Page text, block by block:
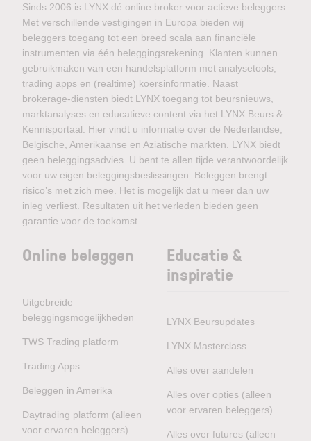
Sinds 2006 is LYNX dé online broker voor actieve beleggers.
Met verschillende vestigingen in Europa bieden wij
beleggers toegang tot een breed scala aan financiële
instrumenten via één beleggingsrekening. Klanten kunnen
gebruikmaken van een handelsplatform met analysetools,
trading apps en (realtime) koersinformatie. Naast
brokerage-diensten biedt LYNX toegang tot beursnieuws,
marktanalyses en educatieve content via het LYNX Beurs &
Kennisportaal. Hier vindt u informatie over de Nederlandse,
Belgische, Amerikaanse en Aziatische markten. LYNX biedt
geen beleggingsadvies. U bent te allen tijde verantwoordelijk
voor uw eigen beleggingsbeslissingen. Beleggen brengt
risico’s met zich mee. Het is mogelijk dat u meer dan uw
inleg verliest. Resultaten uit het verleden bieden geen
garantie voor de toekomst.
Online beleggen
Uitgebreide
beleggingsmogelijkheden
TWS Trading platform
Trading Apps
Beleggen in Amerika
Daytrading platform (alleen
voor ervaren beleggers)
Educatie &
inspiratie
LYNX Beursupdates
LYNX Masterclass
Alles over aandelen
Alles over opties (alleen
voor ervaren beleggers)
Alles over futures (alleen